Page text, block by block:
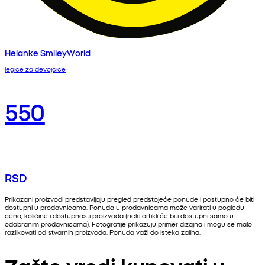
Helanke SmileyWorld
legice za devojčice
550
RSD
Prikazani proizvodi predstavljaju pregled predstojeće ponude i postupno će biti
dostupni u prodavnicama. Ponuda u prodavnicama može varirati u pogledu
cena, količine i dostupnosti proizvoda (neki artikli će biti dostupni samo u
odabranim prodavnicama). Fotografije prikazuju primer dizajna i mogu se malo
razlikovati od stvarnih proizvoda. Ponuda važi do isteka zaliha.